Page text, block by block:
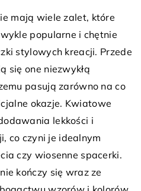
mają wiele zalet, które
popularne i chętnie
stylowych kreacji. Przede
się one niezwykłą
pasują zarówno na co
okazje. Kwiatowe
lekkości i
co czyni je idealnym
czy wiosenne spacerki.
kończy się wraz ze